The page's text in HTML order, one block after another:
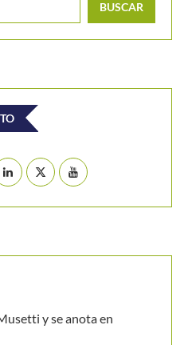
BUSCAR
y se anota en